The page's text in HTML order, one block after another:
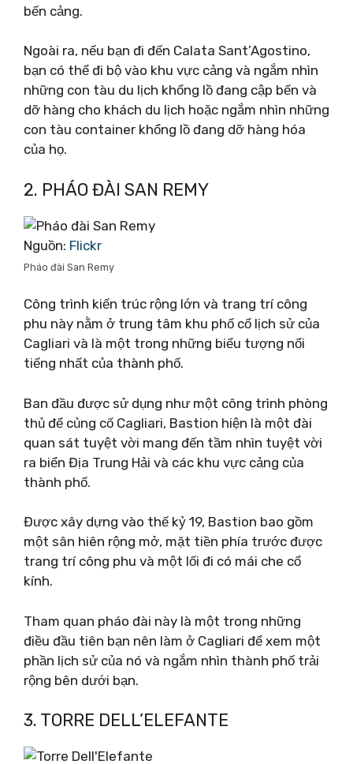
bến cảng.
Ngoài ra, nếu bạn đi đến Calata Sant’Agostino,
bạn có thể đi bộ vào khu vực cảng và ngắm nhìn
những con tàu du lịch khổng lồ đang cập bến và
dỡ hàng cho khách du lịch hoặc ngắm nhìn những
con tàu container khổng lồ đang dỡ hàng hóa
của họ.
2. PHÁO ĐÀI SAN REMY
Nguồn: Flickr
Pháo đài San Remy
Công trình kiến ​​trúc rộng lớn và trang trí công
phu này nằm ở trung tâm khu phố cổ lịch sử của
Cagliari và là một trong những biểu tượng nổi
tiếng nhất của thành phố.
Ban đầu được sử dụng như một công trình phòng
thủ để củng cố Cagliari, Bastion hiện là một đài
quan sát tuyệt vời mang đến tầm nhìn tuyệt vời
ra biển Địa Trung Hải và các khu vực cảng của
thành phố.
Được xây dựng vào thế kỷ 19, Bastion bao gồm
một sân hiên rộng mở, mặt tiền phía trước được
trang trí công phu và một lối đi có mái che cổ
kính.
Tham quan pháo đài này là một trong những
điều đầu tiên bạn nên làm ở Cagliari để xem một
phần lịch sử của nó và ngắm nhìn thành phố trải
rộng bên dưới bạn.
3. TORRE DELL’ELEFANTE